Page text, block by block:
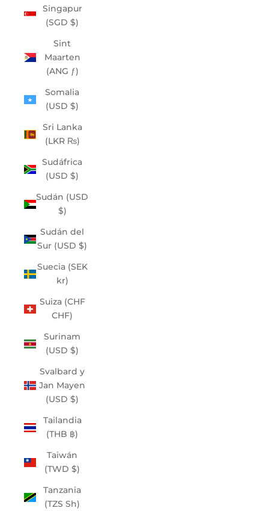
Singapur
(SGD $)
Sint
Maarten
(ANG ƒ)
Somalia
(USD $)
Sri Lanka
(LKR ₨)
Sudáfrica
(USD $)
Sudán (USD
$)
Sudán del
Sur (USD $)
Suecia (SEK
kr)
Suiza (CHF
CHF)
Surinam
(USD $)
Svalbard y
Jan Mayen
(USD $)
Tailandia
(THB ฿)
Taiwán
(TWD $)
Tanzania
(TZS Sh)